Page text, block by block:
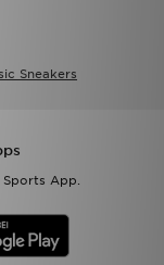
Sneakers
App.